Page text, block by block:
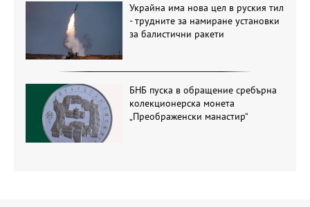
Украйна има нова цел в руския тил
- трудните за намиране установки
за балистични ракети
БНБ пуска в обращение сребърна
колекционерска монета
„Преображенски манастир“